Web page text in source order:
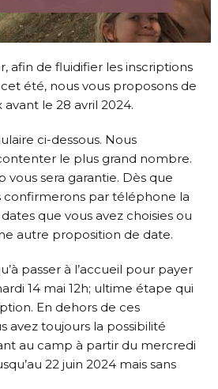
afin de fluidifier les inscriptions
été, nous vous proposons de
le 28 avril 2024.
ci-dessous. Nous
le plus grand nombre.
sera garantie. Dès que
confirmerons par téléphone la
que vous avez choisies ou
autre proposition de date.
passer à l’accueil pour payer
14 mai 12h; ultime étape qui
En dehors de ces
avez toujours la possibilité
au camp à partir du mercredi
22 juin 2024 mais sans